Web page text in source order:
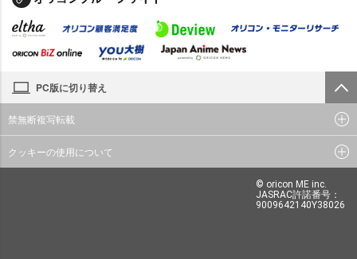
PC版に切り替え
禁無断複写転載
クッキーの使用について
© oricon ME inc.
JASRAC許諾番号：
9009642140Y38026